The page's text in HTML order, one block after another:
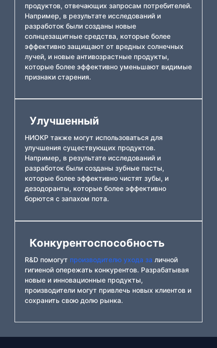
продуктов, отвечающих запросам потребителей.
Например, в результате исследований и
разработок были созданы новые
солнцезащитные средства, которые более
эффективно защищают от вредных солнечных
лучей, и новые антивозрастные продукты,
которые более эффективно уменьшают видимые
признаки старения.
Улучшенный
НИОКР также могут использоваться для
улучшения существующих продуктов.
Например, в результате исследований и
разработок были созданы зубные пасты,
которые более эффективно чистят зубы, и
дезодоранты, которые более эффективно
борются с запахом пота.
Конкурентоспособность
R&D помогут производителю ухода за личной
гигиеной опережать конкурентов. Разрабатывая
новые и инновационные продукты,
производители могут привлечь новых клиентов и
сохранить свою долю рынка.